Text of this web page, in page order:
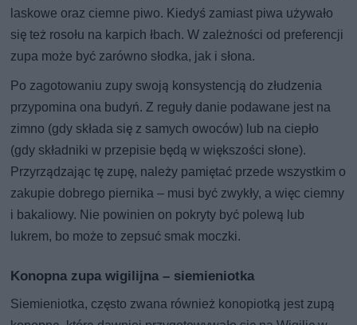
laskowe oraz ciemne piwo. Kiedyś zamiast piwa używało
się też rosołu na karpich łbach. W zależności od preferencji
zupa może być zarówno słodka, jak i słona.
Po zagotowaniu zupy swoją konsystencją do złudzenia
przypomina ona budyń. Z reguły danie podawane jest na
zimno (gdy składa się z samych owoców) lub na ciepło
(gdy składniki w przepisie będą w większości słone).
Przyrządzając tę zupę, należy pamiętać przede wszystkim o
zakupie dobrego piernika – musi być zwykły, a więc ciemny
i bakaliowy. Nie powinien on pokryty być polewą lub
lukrem, bo może to zepsuć smak moczki.
Konopna zupa wigilijna – siemieniotka
Siemieniotka, często zwana również konopiotką jest zupą